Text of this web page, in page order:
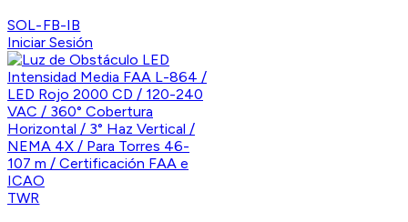
SOL-FB-IB
Iniciar Sesión
TWR